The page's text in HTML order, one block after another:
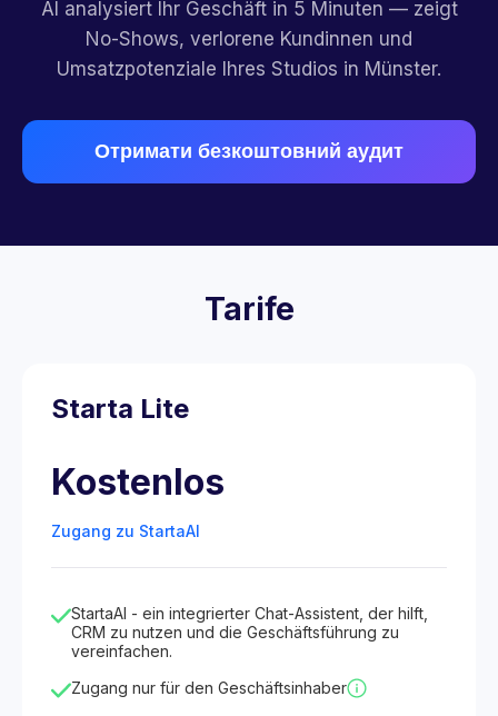
AI analysiert Ihr Geschäft in 5 Minuten — zeigt
No-Shows, verlorene Kundinnen und
Umsatzpotenziale Ihres Studios in Münster.
Отримати безкоштовний аудит
Tarife
Starta Lite
Kostenlos
Zugang zu StartaAI
StartaAI - ein integrierter Chat-Assistent, der hilft,
CRM zu nutzen und die Geschäftsführung zu
vereinfachen.
Zugang nur für den Geschäftsinhaber